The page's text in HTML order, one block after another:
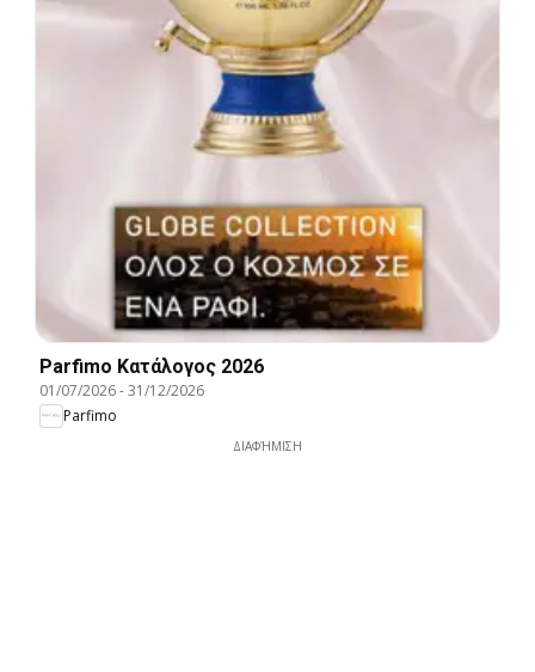
Parfimo Kατάλογος 2026
01/07/2026-31/12/2026
Parfimo
ΔΙΑΦΉΜΙΣΗ